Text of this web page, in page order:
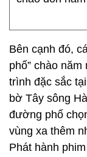
Bên cạnh đó,
phố” chào
trình đặc sắc
bờ Tây sông
đường phố
vùng xa thêm
Phát hành